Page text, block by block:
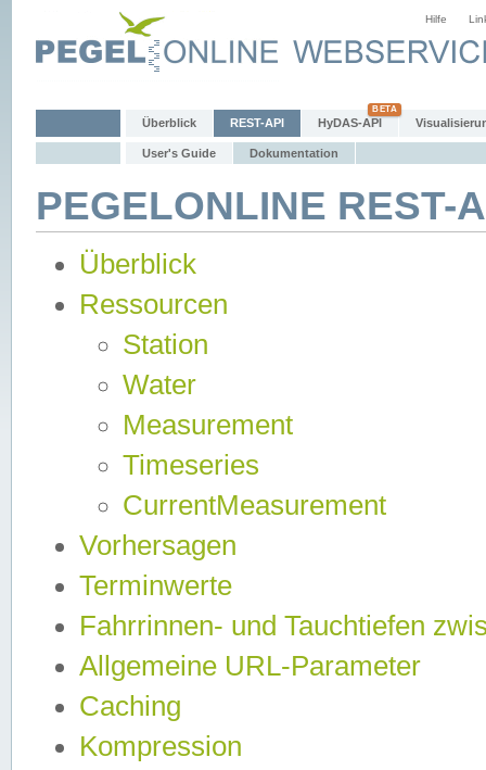
Hilfe
Überblick REST-API HyDAS-API
User's Guide Dokumentation
PEGELONLINE
Überblick
Ressourcen
Station
Water
Measurement
Timeseries
CurrentMeasurement
Vorhersagen
Terminwerte
Fahrrinnen- und Tauchtiefen
Allgemeine URL-Parameter
Caching
Kompression